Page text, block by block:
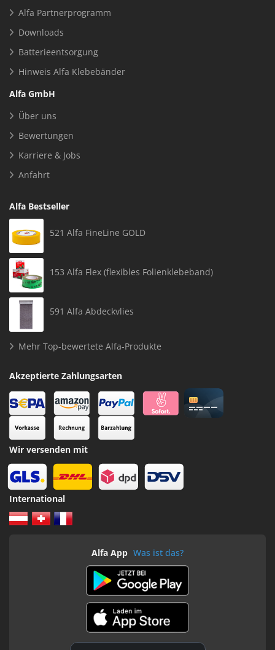
Alfa Partnerprogramm
Downloads
Batterieentsorgung
Hinweis Alfa Klebebänder
Alfa GmbH
Über uns
Bewertungen
Karriere & Jobs
Anfahrt
Alfa Bestseller
521 Alfa FineLine GOLD
153 Alfa Flex (flexibles Folienklebeband)
591 Alfa Abdeckvlies
Mehr Top-bewertete Alfa-Produkte
Akzeptierte Zahlungsarten
Wir versenden mit
International
Alfa App Was ist das?